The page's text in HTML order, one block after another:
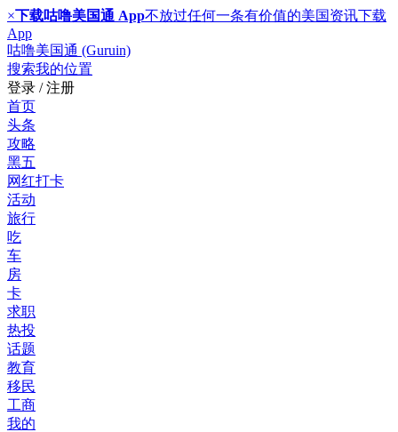
×下载咕噜美国通 App不放过任何一条有价值的美国资讯下载
App
咕噜美国通 (Guruin)
搜索我的位置
登录 / 注册
首页
头条
攻略
黑五
网红打卡
活动
旅行
吃
车
房
卡
求职
热投
话题
教育
移民
工商
我的